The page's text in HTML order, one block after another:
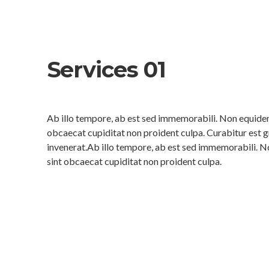
Services 01
Ab illo tempore, ab est sed immemorabili. Non
obcaecat cupiditat non proident culpa. Curabitur est
invenerat.Ab illo tempore, ab est sed immemorabili.
sint obcaecat cupiditat non proident culpa.